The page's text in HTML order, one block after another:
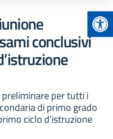
conclusivi
per tutti i
di primo grado
ciclo d'istruzione